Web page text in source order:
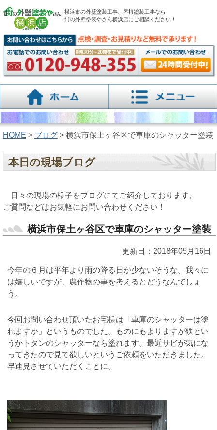
横浜市の外壁塗装工事、屋根塗装工事なら
街の外壁塗装やさん横浜店にご相談ください！
HOME > ブログ> 横浜市保土ヶ谷区で車庫のシャッター塗装
本日の現場ブログ
日々の現場の様子をブログにてご紹介しております。
ご質問などはお気軽にお問い合わせください！
横浜市保土ヶ谷区で車庫のシャッター塗装
更新日：2018年05月16日
今年の６月は平年より雨の降る日が少ないそうな。我々に
は嬉しいですが、農作物の事を考えるとどうなんでしょ
う。
今回お問い合わせ頂いたお宅様は「車庫のシャッターは塗
れますか」というものでした。ものにもよりますが鉄とい
うかトタンのシャッターなら塗れます。最近サビが気にな
ってきたので見て欲しいというご依頼をいただきました。
早速見させていただくことに。